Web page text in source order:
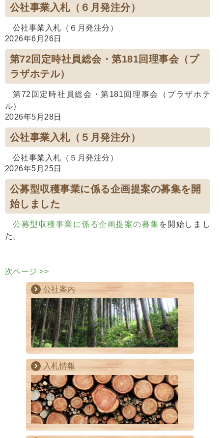
公社事業入札（６月発注分）
公社事業入札（６月発注分）
2026年6月26日
第72回定時社員総会・第181回理事会（プ
ラザホテル）
第72回定時社員総会・第181回理事会（プラザホテ
ル）
2026年5月28日
公社事業入札（５月発注分）
公社事業入札（５月発注分）
2026年5月25日
公募型収穫事業に係る企画提案の募集を開
始しました
公募型収穫事業に係る企画提案の募集 を開始しまし
た。
次ページ >>
公社案内
入札情報